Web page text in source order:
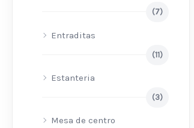
(7)
Entraditas
(11)
Estanteria
(3)
Mesa de centro